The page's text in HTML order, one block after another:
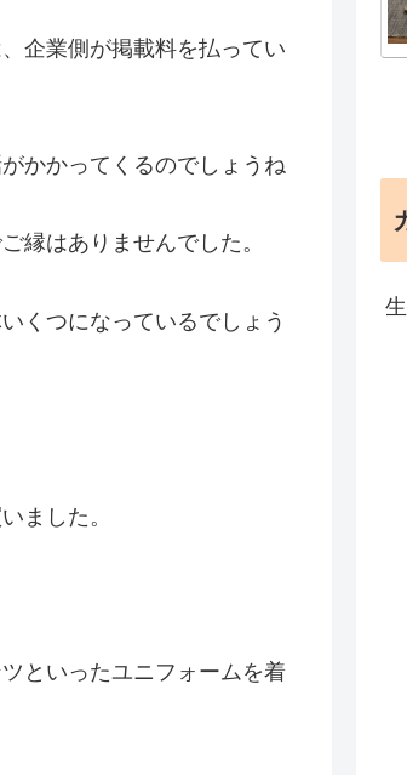
企業側が掲載料を払ってい
かかってくるのでしょうね
縁はありませんでした。
くつになっているでしょう
ました。
といったユニフォームを着